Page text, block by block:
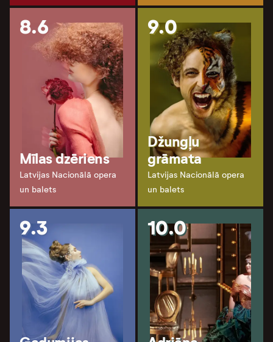
8.6
Mīlas dzēriens
Latvijas Nacionālā opera
un balets
9.0
Džungļu
grāmata
Latvijas Nacionālā opera
un balets
9.3 10.0